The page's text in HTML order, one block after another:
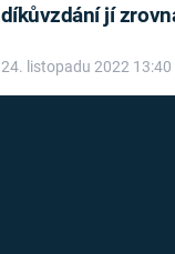
díkůvzdání jí
24. listopadu 2022 13:40